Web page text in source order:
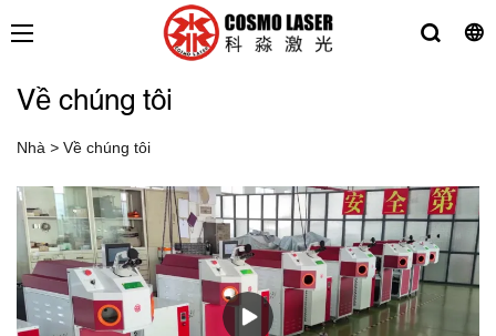
Về chúng tôi
Nhà > Về chúng tôi